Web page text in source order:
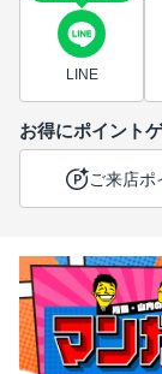
LINE
お得にポイント
ご来店ポ